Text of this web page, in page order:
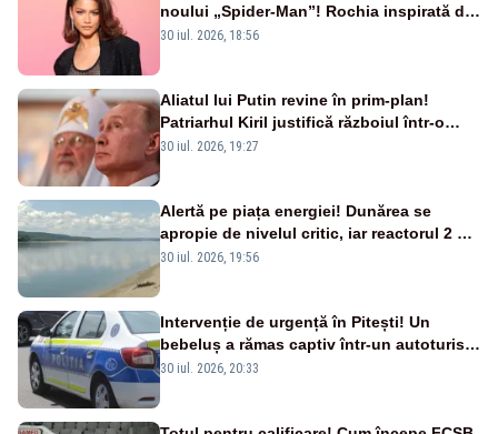
noului „Spider-Man”! Rochia inspirată de
pânza de păianjen a făcut senzație
30 iul. 2026, 18:56
Aliatul lui Putin revine în prim-plan!
Patriarhul Kiril justifică războiul într-o
nouă carte
30 iul. 2026, 19:27
Alertă pe piața energiei! Dunărea se
apropie de nivelul critic, iar reactorul 2 de
la Cernavodă ar putea fi oprit
30 iul. 2026, 19:56
Intervenție de urgență în Pitești! Un
bebeluș a rămas captiv într-un autoturism
din cauza unei defecțiuni
30 iul. 2026, 20:33